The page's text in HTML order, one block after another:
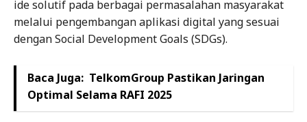
ide solutif pada berbagai permasalahan masyarakat
melalui pengembangan aplikasi digital yang sesuai
dengan Social Development Goals (SDGs).
Baca Juga: TelkomGroup Pastikan Jaringan
Optimal Selama RAFI 2025